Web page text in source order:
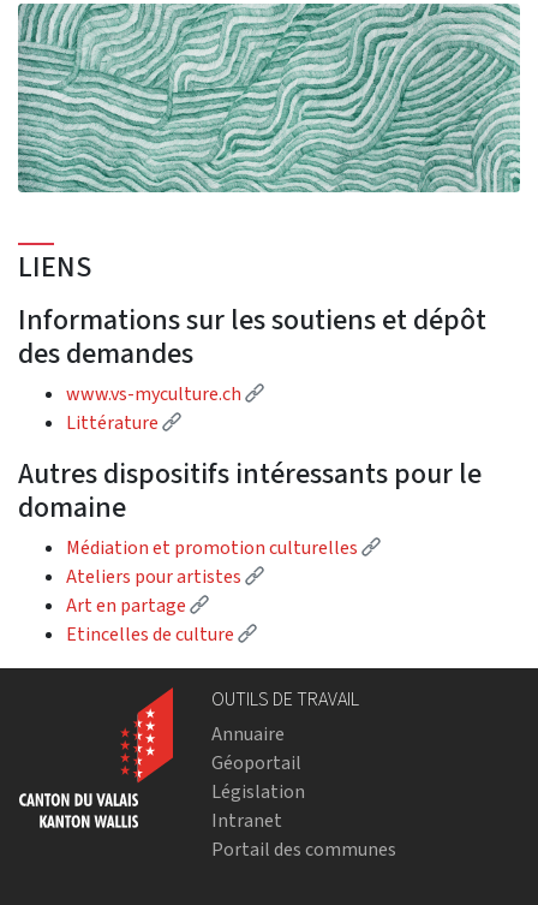
LIENS
Informations sur les soutiens et dépôt
des demandes
www.vs-myculture.ch
(External link)
Littérature
(External link)
Autres dispositifs intéressants pour le
domaine
Médiation et promotion culturelles
(External link)
Ateliers pour artistes
(External link)
Art en partage
(External link)
Etincelles de culture
(External link)
OUTILS DE TRAVAIL
Annuaire
Géoportail
Législation
Intranet
Portail des communes